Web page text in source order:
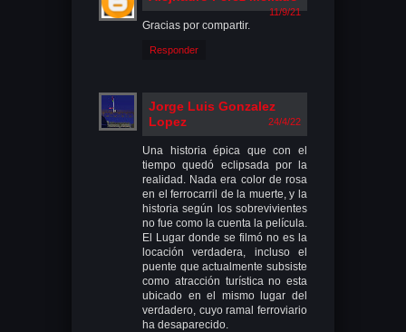
11/9/21
Gracias por compartir.
Responder
Jorge Luis Gonzalez
Lopez
24/4/22
Una historia épica que con el
tiempo quedó eclipsada por la
realidad. Nada era color de rosa
en el ferrocarril de la muerte, y la
historia según los sobrevivientes
no fue como la cuenta la película.
El Lugar donde se filmó no es la
locación verdadera, incluso el
puente que actualmente subsiste
como atracción turística no esta
ubicado en el mismo lugar del
verdadero, cuyo ramal ferroviario
ha desaparecido.